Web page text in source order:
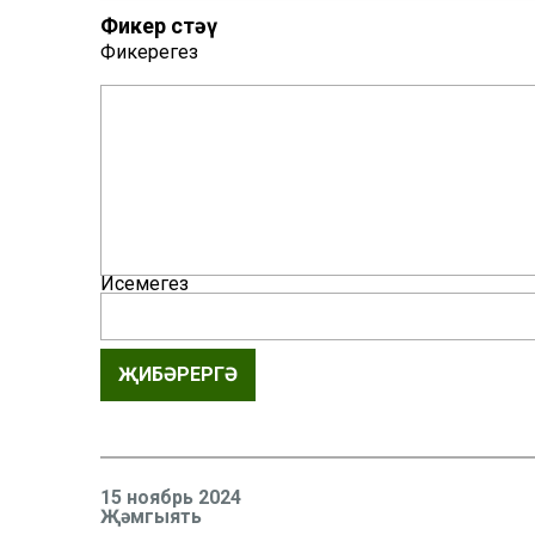
Фикер өстәү
Фикерегез
Исемегез
ҖИБӘРЕРГӘ
15 ноябрь 2024
Җәмгыять